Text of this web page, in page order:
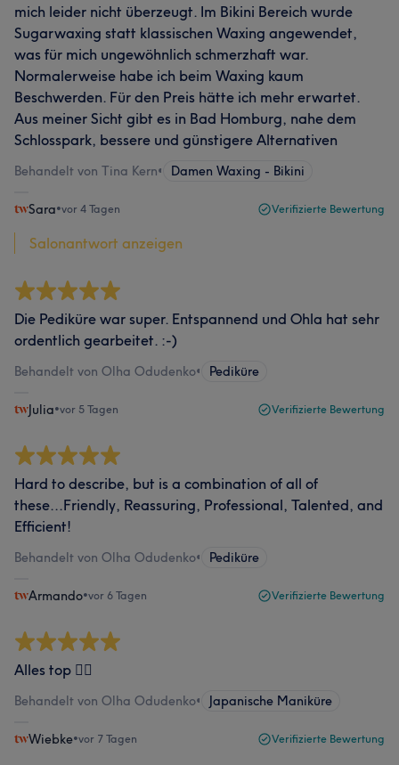
mich leider nicht überzeugt. Im Bikini Bereich wurde
Sugarwaxing statt klassischen Waxing angewendet,
was für mich ungewöhnlich schmerzhaft war.
Normalerweise habe ich beim Waxing kaum
Beschwerden. Für den Preis hätte ich mehr erwartet.
Aus meiner Sicht gibt es in Bad Homburg, nahe dem
Schlosspark, bessere und günstigere Alternativen
Behandelt von Tina Kern• Damen Waxing - Bikini
Sara•vor 4 Tagen Verifizierte Bewertung
Salonantwort anzeigen
Die Pediküre war super. Entspannend und Ohla hat sehr
ordentlich gearbeitet. :-)
Behandelt von Olha Odudenko• Pediküre
Julia•vor 5 Tagen Verifizierte Bewertung
Hard to describe, but is a combination of all of
these...Friendly, Reassuring, Professional, Talented, and
Efficient!
Behandelt von Olha Odudenko• Pediküre
Armando•vor 6 Tagen Verifizierte Bewertung
Alles top 👍🏼
Behandelt von Olha Odudenko• Japanische Maniküre
Wiebke•vor 7 Tagen Verifizierte Bewertung